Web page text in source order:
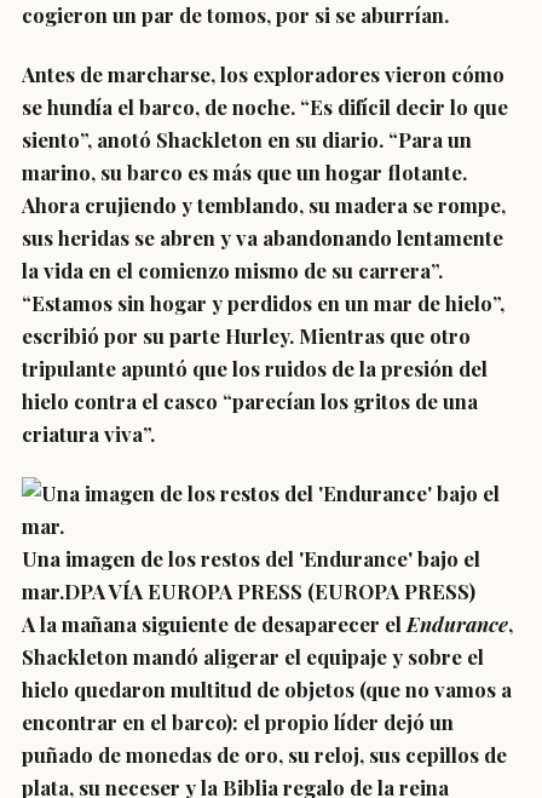
cogieron un par de tomos, por si se aburrían.
Antes de marcharse, los exploradores vieron cómo
se hundía el barco, de noche. “Es difícil decir lo que
siento”, anotó Shackleton en su diario. “Para un
marino, su barco es más que un hogar flotante.
Ahora crujiendo y temblando, su madera se rompe,
sus heridas se abren y va abandonando lentamente
la vida en el comienzo mismo de su carrera”.
“Estamos sin hogar y perdidos en un mar de hielo”,
escribió por su parte Hurley. Mientras que otro
tripulante apuntó que los ruidos de la presión del
hielo contra el casco “parecían los gritos de una
criatura viva”.
Una imagen de los restos del 'Endurance' bajo el
mar.DPA VÍA EUROPA PRESS (EUROPA PRESS)
A la mañana siguiente de desaparecer el Endurance,
Shackleton mandó aligerar el equipaje y sobre el
hielo quedaron multitud de objetos (que no vamos a
encontrar en el barco): el propio líder dejó un
puñado de monedas de oro, su reloj, sus cepillos de
plata, su neceser y la Biblia regalo de la reina